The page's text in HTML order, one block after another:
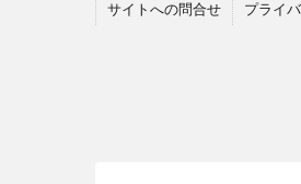
サイトへの問合せ プライ